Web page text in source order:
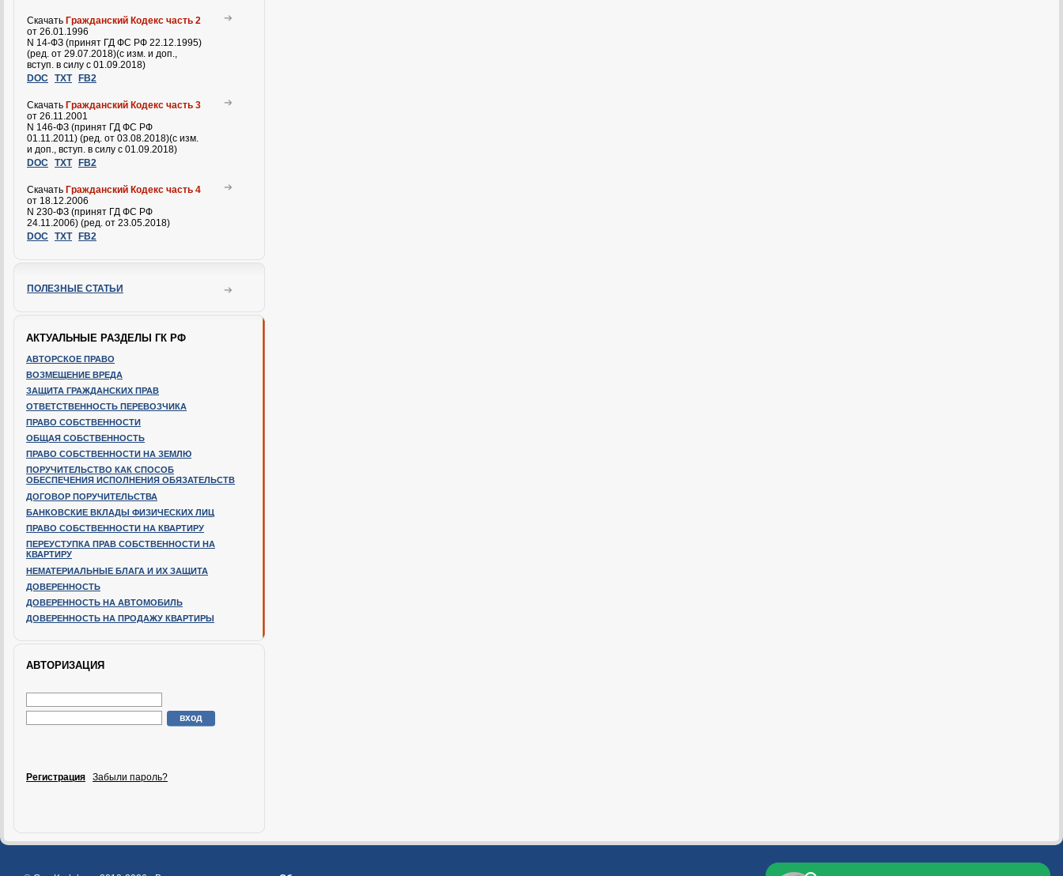
Скачать Гражданский Кодекс часть 2
от 26.01.1996
N 14-ФЗ (принят ГД ФС РФ 22.12.1995)
(ред. от 29.07.2018)(с изм. и доп.,
вступ. в силу с 01.09.2018)
DOC TXT FB2
Скачать Гражданский Кодекс часть 3
от 26.11.2001
N 146-ФЗ (принят ГД ФС РФ
01.11.2011) (ред. от 03.08.2018)(с изм.
и доп., вступ. в силу с 01.09.2018)
DOC TXT FB2
Скачать Гражданский Кодекс часть 4
от 18.12.2006
N 230-ФЗ (принят ГД ФС РФ
24.11.2006) (ред. от 23.05.2018)
DOC TXT FB2
ПОЛЕЗНЫЕ СТАТЬИ
АКТУАЛЬНЫЕ РАЗДЕЛЫ ГК РФ
АВТОРСКОЕ ПРАВО
ВОЗМЕЩЕНИЕ ВРЕДА
ЗАЩИТА ГРАЖДАНСКИХ ПРАВ
ОТВЕТСТВЕННОСТЬ ПЕРЕВОЗЧИКА
ПРАВО СОБСТВЕННОСТИ
ОБЩАЯ СОБСТВЕННОСТЬ
ПРАВО СОБСТВЕННОСТИ НА ЗЕМЛЮ
ПОРУЧИТЕЛЬСТВО КАК СПОСОБ
ОБЕСПЕЧЕНИЯ ИСПОЛНЕНИЯ ОБЯЗАТЕЛЬСТВ
ДОГОВОР ПОРУЧИТЕЛЬСТВА
БАНКОВСКИЕ ВКЛАДЫ ФИЗИЧЕСКИХ ЛИЦ
ПРАВО СОБСТВЕННОСТИ НА КВАРТИРУ
ПЕРЕУСТУПКА ПРАВ СОБСТВЕННОСТИ НА
КВАРТИРУ
НЕМАТЕРИАЛЬНЫЕ БЛАГА И ИХ ЗАЩИТА
ДОВЕРЕННОСТЬ
ДОВЕРЕННОСТЬ НА АВТОМОБИЛЬ
ДОВЕРЕННОСТЬ НА ПРОДАЖУ КВАРТИРЫ
АВТОРИЗАЦИЯ
Регистрация Забыли пароль?